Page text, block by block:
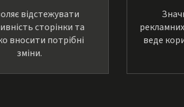
відстежувати
сторінки та
вносити потрібні
зміни.
веде